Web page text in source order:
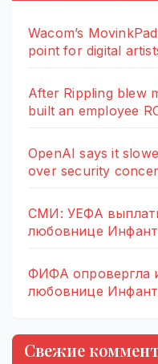
Wacom’s
point for digital
After Rippling blew
built an employee
OpenAI says it
over security
СМИ: УЕФА
любовнице
ФИФА опровергла
любовнице
Свежие